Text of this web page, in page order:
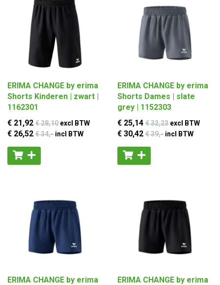
ERIMA CHANGE by erima
Shorts Kinderen | zwart |
1162301
€ 21,92 € 28,10 excl BTW
€ 26,52 € 34,- incl BTW
ERIMA CHANGE by erima
Shorts Dames | slate
grey | 1152303
€ 25,14 € 32,23 excl BTW
€ 30,42 € 39,- incl BTW
ERIMA CHANGE by erima
ERIMA CHANGE by erima